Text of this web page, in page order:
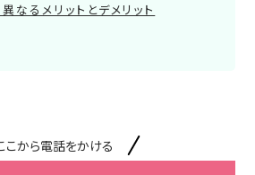
なるメリットとデメリット
こから電話をかける